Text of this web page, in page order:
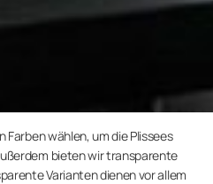
Farben wählen, um die Plissees
bieten wir transparente
Varianten dienen vor allem